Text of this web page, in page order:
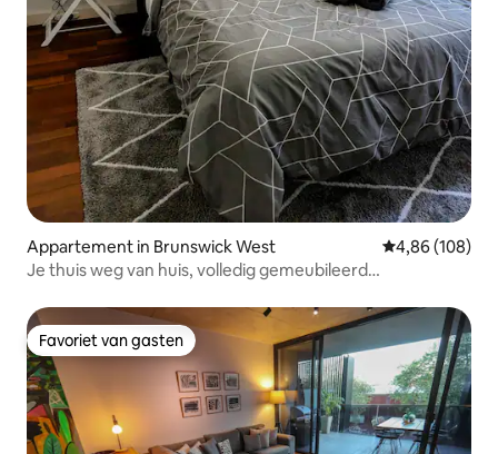
Appartement in Brunswick West Gemiddelde
4,86 (108)
Je thuis weg van huis, volledig gemeubileerd
Favoriet van gasten
Favoriet van gasten